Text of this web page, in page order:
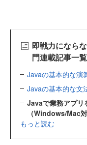
即戦力になら
門連載記事一覧
Javaの基本的な演
Javaの基本的な文
Javaで業務アプリ
（Windows/Mac対
もっと読む